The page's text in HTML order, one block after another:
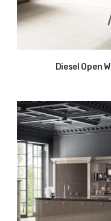
Diesel Open